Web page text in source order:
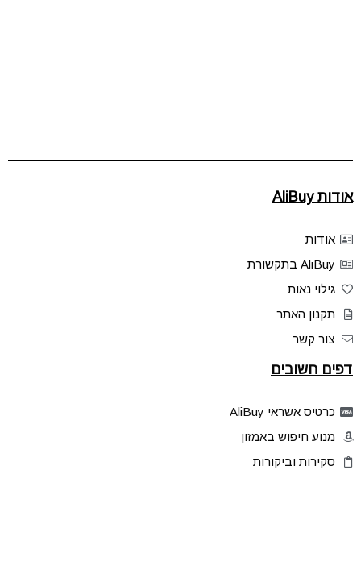
אודות AliBuy
אודות
AliBuy בתקשורת
גילוי נאות
תקנון האתר
צור קשר
דפים חשובים
כרטיס אשראי AliBuy
מנוע חיפוש באמזון
סקירות וביקורות